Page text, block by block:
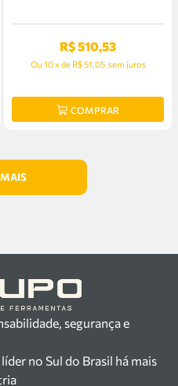
R$510,53
Ou10xde R$ 51,05 sem juros
COMPRAR
segurança e
no Sul do Brasil há mais